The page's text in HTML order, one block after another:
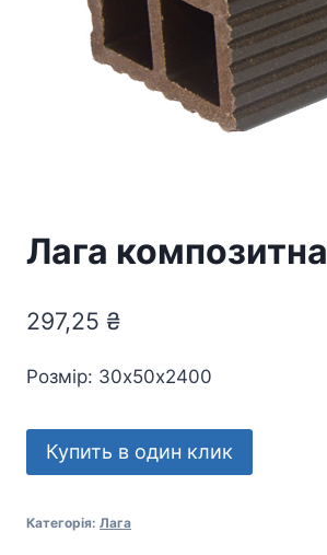
Лага композитна
297,25 ₴
Розмір: 30х50х2400
Купить в один клик
Категорія: Лага